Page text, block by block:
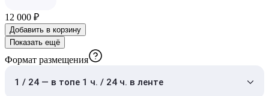
12 000 ₽
Добавить в корзину
Показать ещё
Формат размещения
1 / 24 — в топе 1 ч. / 24 ч. в ленте